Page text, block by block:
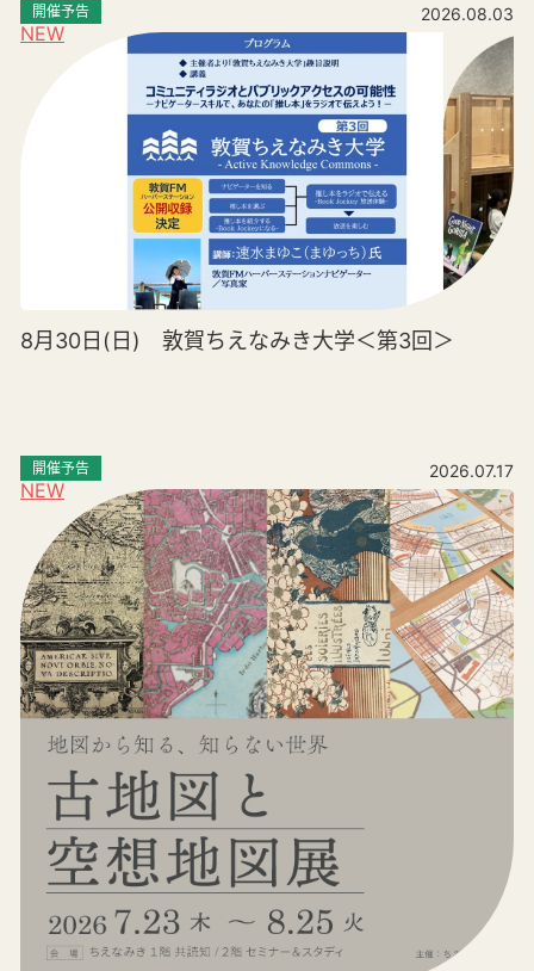
NEW
開催予告 2026.08.03
8月30日(日) 敦賀ちえなみき大学＜第3回＞
NEW
開催予告 2026.07.17